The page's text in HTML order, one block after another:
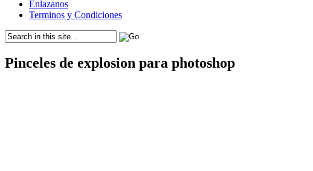
Enlazanos
Terminos y Condiciones
Pinceles de explosion para photoshop